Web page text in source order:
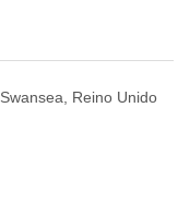
Swansea, Reino Unido